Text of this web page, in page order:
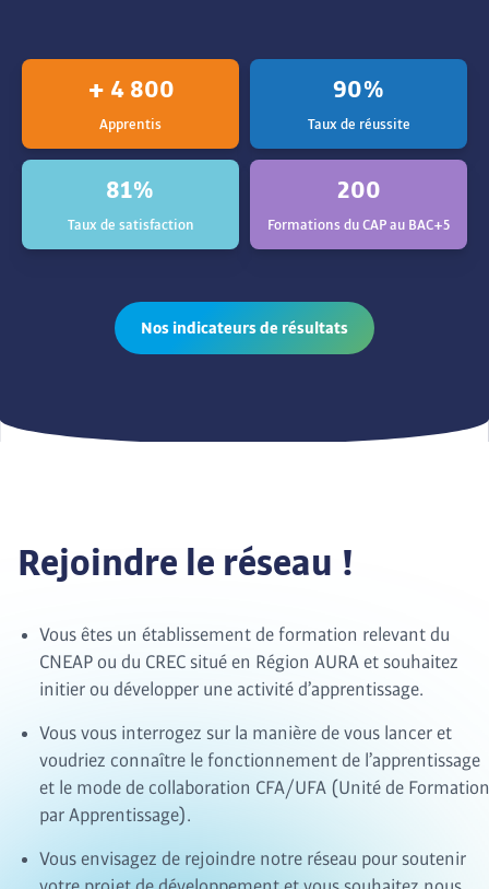
+ 4 800
Apprentis
90%
Taux de réussite
81%
Taux de satisfaction
200
Formations du CAP au BAC+5
Nos indicateurs de résultats
Rejoindre le réseau !
Vous êtes un établissement de formation relevant du
CNEAP ou du CREC situé en Région AURA et souhaitez
initier ou développer une activité d’apprentissage.
Vous vous interrogez sur la manière de vous lancer et
voudriez connaître le fonctionnement de l’apprentissage
et le mode de collaboration CFA/UFA (Unité de Formation
par Apprentissage).
Vous envisagez de rejoindre notre réseau pour soutenir